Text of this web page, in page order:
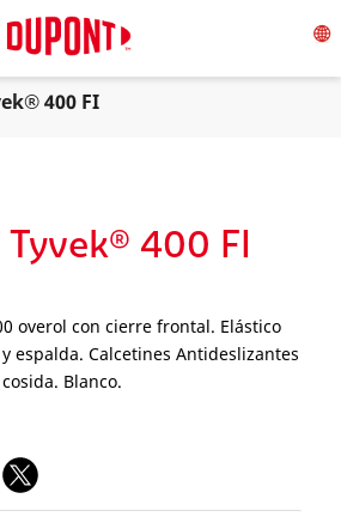
400 FI
400 FI
overol con cierre frontal. Elástico
espalda. Calcetines Antideslizantes
Blanco.